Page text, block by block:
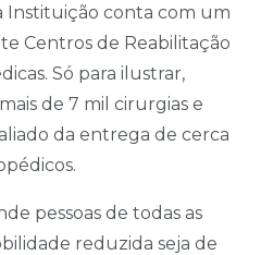
Instituição conta com um
Centros de Reabilitação
Só para ilustrar,
de 7 mil cirurgias e
da entrega de cerca
pessoas de todas as
reduzida seja de